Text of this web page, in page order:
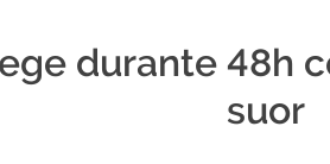
durante 48h
suor